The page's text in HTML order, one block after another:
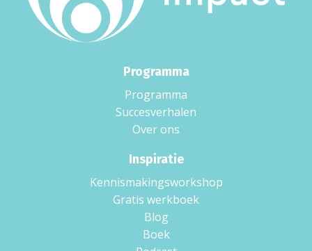
Programma
Programma
Succesverhalen
Over ons
Inspiratie
Kennismakingsworkshop
Gratis werkboek
Blog
Boek